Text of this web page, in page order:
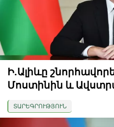
Ի.Ալիևը
Մոստինին և
ՏԱՐԵԳՐՈՒԹՅՈՒՆ